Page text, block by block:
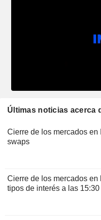
Últimas noticias acerca
Cierre de los mercados
swaps
Cierre de los mercados
tipos de interés a las 15:30